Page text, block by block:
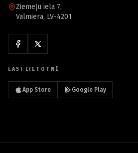
Ziemeļu iela 7,
Valmiera, LV-4201
LASI LIETOTNĒ
App Store Google Play